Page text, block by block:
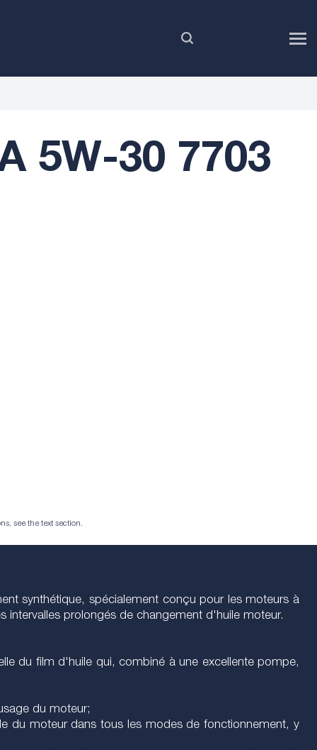
5W-30 7703
see the text section.
synthétique, spécialement conçu pour les moteurs à
intervalles prolongés de changement d'huile moteur.
du film d'huile qui, combiné à une excellente pompe,
du moteur;
du moteur dans tous les modes de fonctionnement, y